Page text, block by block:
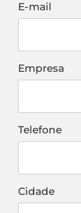
E-mail
Empresa
Telefone
Cidade